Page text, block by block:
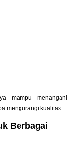
mampu menangani
mengurangi kualitas.
Berbagai